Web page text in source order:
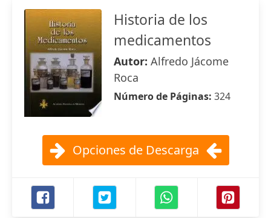
Historia de los
medicamentos
Autor: Alfredo Jácome
Roca
Número de Páginas: 324
Opciones de Descarga